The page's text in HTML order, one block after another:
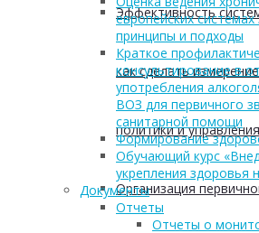
Эффективность
как сделать
политики и
Организация
европейских
принципы и подходы
Краткое
консультирование в
употребления
ВОЗ для первичного
санитарной помощи
Формирование
Обучающий курс
укрепления здоровья
Документы
Отчеты
Отчеты о